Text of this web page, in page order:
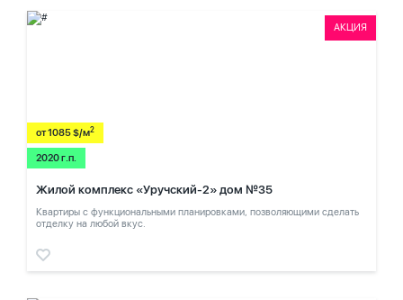
АКЦИЯ
от 1085 $/м2
2020 г.п.
Жилой комплекс «Уручский-2» дом №35
Квартиры с функциональными планировками, позволяющими сделать
отделку на любой вкус.